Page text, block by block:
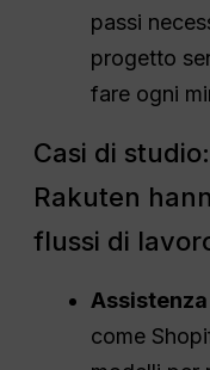
passi
progetto
fare ogni
Casi di
Rakuten
flussi di
come